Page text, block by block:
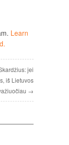
Learn
jei
iš Lietuvos
→